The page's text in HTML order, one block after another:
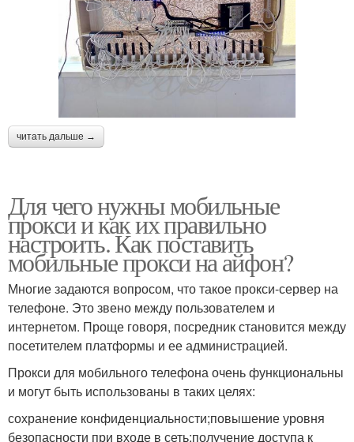
читать дальше →
Для чего нужны мобильные
прокси и как их правильно
настроить. Как поставить
мобильные прокси на айфон?
Многие задаются вопросом, что такое прокси-сервер на
телефоне. Это звено между пользователем и
интернетом. Проще говоря, посредник становится между
посетителем платформы и ее администрацией.
Прокси для мобильного телефона очень функциональны
и могут быть использованы в таких целях:
сохранение конфиденциальности;повышение уровня
безопасности при входе в сеть;получение доступа к